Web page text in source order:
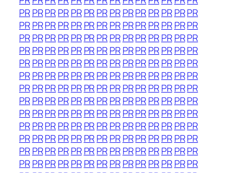
PRPRPRPRPR PRPRPRPRPRPRPR PRPR
PRPRPRPRPR PRPRPRPRPRPRPR PRPR
PRPRPRPRPR PRPRPRPRPRPRPR PRPR
PRPRPRPRPR PRPRPRPRPRPRPR PRPR
PRPRPRPRPR PRPRPRPRPRPRPR PRPR
PRPRPRPRPR PRPRPRPRPRPRPR PRPR
PRPRPRPRPR PRPRPRPRPRPRPR PRPR
PRPRPRPRPR PRPRPRPRPRPRPR PRPR
PRPRPRPRPR PRPRPRPRPRPRPR PRPR
PRPRPRPRPR PRPRPRPRPRPRPR PRPR
PRPRPRPRPR PRPRPRPRPRPRPR PRPR
PRPRPRPRPR PRPRPRPRPRPRPR PRPR
PRPRPRPRPR PRPRPRPRPRPRPR PRPR